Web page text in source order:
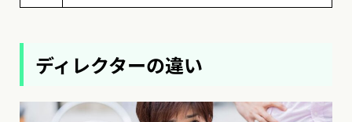
ディレクターの違い